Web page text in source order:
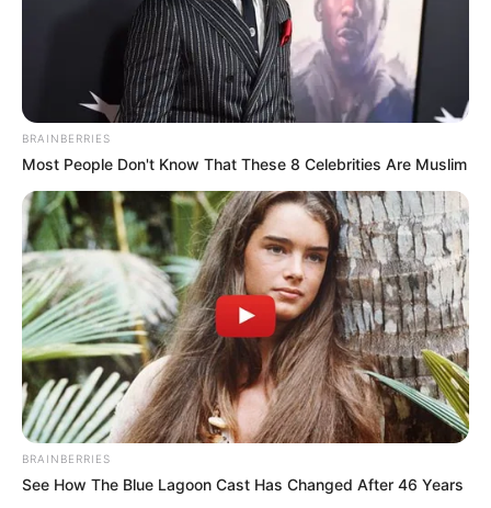
BRAINBERRIES
Most People Don't Know That These 8 Celebrities Are Muslim
BRAINBERRIES
See How The Blue Lagoon Cast Has Changed After 46 Years